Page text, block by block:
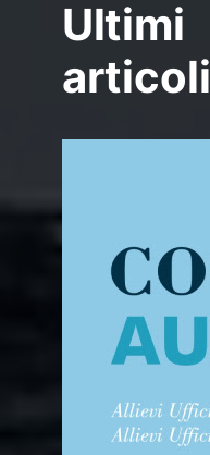
Ultimi
articoli